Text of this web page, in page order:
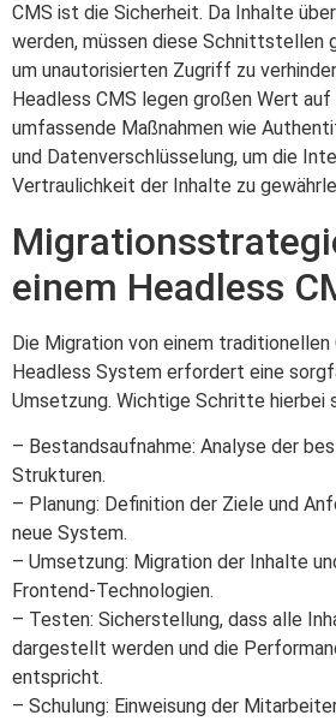
CMS ist die Sicherheit. Da Inhalte
werden, müssen diese Schnittstellen
um unautorisierten Zugriff zu
Headless CMS legen großen Wert
umfassende Maßnahmen wie
und Datenverschlüsselung, um die
Vertraulichkeit der Inhalte zu
einem Headless
Die Migration von einem traditionellen
Headless System erfordert eine
Umsetzung. Wichtige Schritte hierbei
– Bestandsaufnahme: Analyse der
Strukturen.
– Planung: Definition der Ziele und
neue System.
– Umsetzung: Migration der Inhalte
Frontend-Technologien.
– Testen: Sicherstellung, dass alle
dargestellt werden und die
entspricht.
– Schulung: Einweisung der